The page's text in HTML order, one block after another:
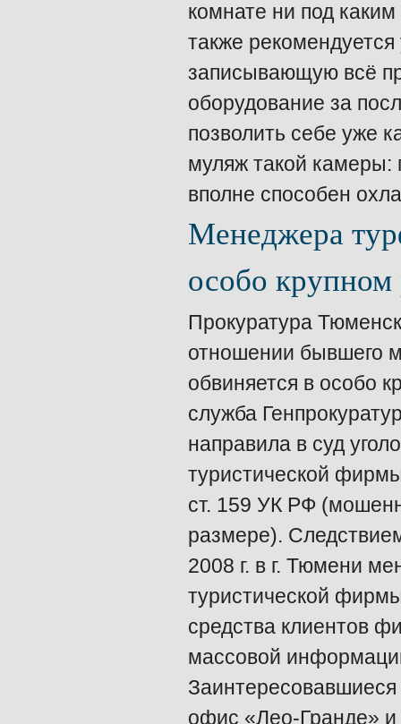
комнате ни под
также
записывающую всё
оборудование за
позволить себе уже
муляж такой
вполне способен
Менеджера
особо крупном
Прокуратура
отношении бывшего
обвиняется в особо
служба
направила в суд
туристической
ст. 159 УК РФ
размере).
2008 г. в г. Тюмени
туристической
средства клиентов
массовой
офис «Лео-Гранде» и